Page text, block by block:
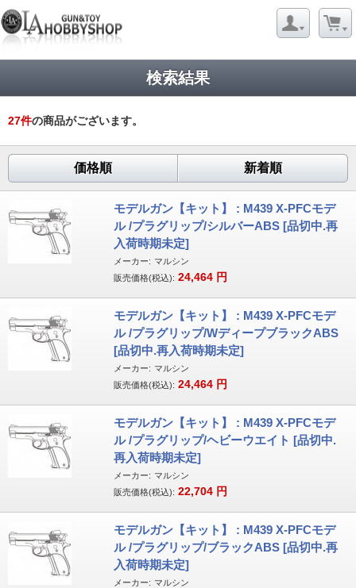
検索結果
27件の商品がございます。
価格順 新着順
モデルガン【キット】 : M439 X-PFCモデ
ル /プラグリップ/シルバーABS [品切中.再
入荷時期未定]
メーカー: マルシン
販売価格(税込): 24,464 円
モデルガン【キット】 : M439 X-PFCモデ
ル /プラグリップ/WディープブラックABS
[品切中.再入荷時期未定]
メーカー: マルシン
販売価格(税込): 24,464 円
モデルガン【キット】 : M439 X-PFCモデ
ル /プラグリップ/ヘビーウエイト [品切中.
再入荷時期未定]
メーカー: マルシン
販売価格(税込): 22,704 円
モデルガン【キット】 : M439 X-PFCモデ
ル /プラグリップ/ブラックABS [品切中.再
入荷時期未定]
メーカー: マルシン